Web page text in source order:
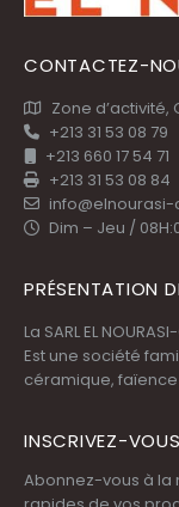
CONTACTEZ-
Zone d’activité,
+213 31 53 08 79
+213 660 17 54 71
+213 31 53 08 84
Dim – Jeu /
PRÉSENTATION
La SARL EL
Est une société
céramique,
INSCRIVEZ-
Abonnez-vous à la